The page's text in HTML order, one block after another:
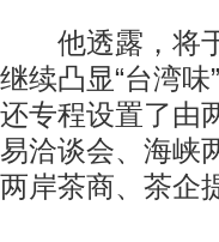
他透露，将于
继续凸显“台湾
还专程设置了由
易洽谈会、海峡
两岸茶商、茶企